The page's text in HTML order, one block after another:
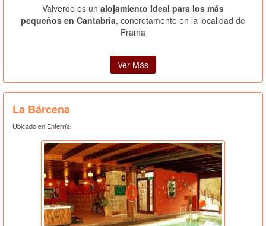
Valverde es un alojamiento ideal para los más
pequeños en Cantabria, concretamente en la localidad de
Frama
Ver Más
La Bárcena
Ubicado en Enterría